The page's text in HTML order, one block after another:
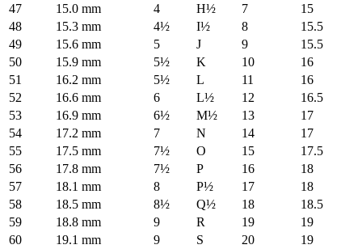
47
15.0 mm 4 H½ 7
15
48
15.3 mm 4½ I½ 8
15.5
49
15.6 mm 5 J 9
15.5
50
15.9 mm 5½ K 10
16
51
16.2 mm 5½ L 11
16
52
16.6 mm 6 L½ 12
16.5
53
16.9 mm 6½ M½ 13
17
54
17.2 mm 7 N 14
17
55
17.5 mm 7½ O 15
17.5
56
17.8 mm 7½ P 16
18
57
18.1 mm 8 P½ 17
18
58
18.5 mm 8½ Q½ 18
18.5
59
18.8 mm 9 R 19
19
60
19.1 mm 9 S 20
19